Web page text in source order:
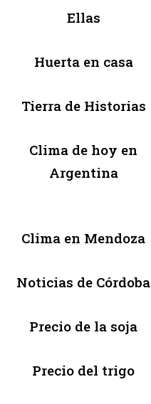
Ellas
Huerta en casa
Tierra de Historias
Clima de hoy en
Argentina
Clima en Mendoza
Noticias de Córdoba
Precio de la soja
Precio del trigo